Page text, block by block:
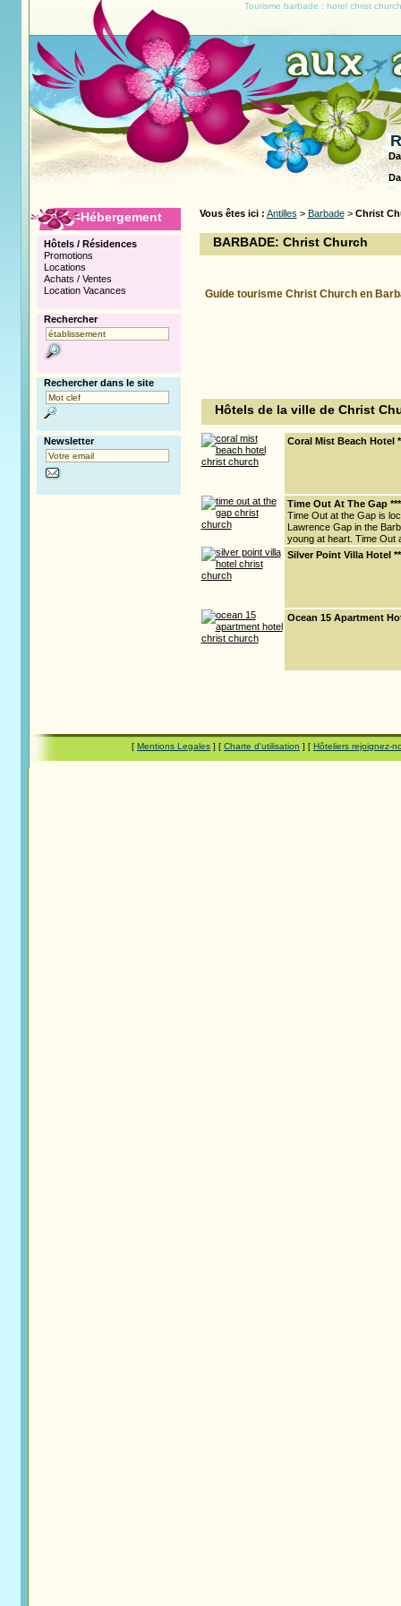
Tourisme barbade : hotel christ
Vous êtes ici : Antilles > Barbade> Christ
BARBADE: Christ Church
Guide tourisme Christ Church en
Hôtels de la ville de Christ
Coral Mist Beach Hotel
Time Out At The Gap
Time Out at the Gap is
Lawrence Gap in the
young at heart. Time Out
Silver Point Villa Hotel
Ocean 15 Apartment
Hébergement
Hôtels / Résidences
Promotions
Locations
Achats / Ventes
Location Vacances
Rechercher
Rechercher dans le site
Newsletter
[ Mentions Legales ] [ Charte d'utilisation ] [ Hôteliers rejoignez-